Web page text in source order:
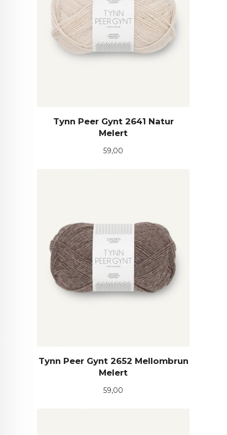
Tynn Peer Gynt 2641 Natur
Melert
Pris
59,00
Tynn Peer Gynt 2652 Mellombrun
Melert
Pris
59,00